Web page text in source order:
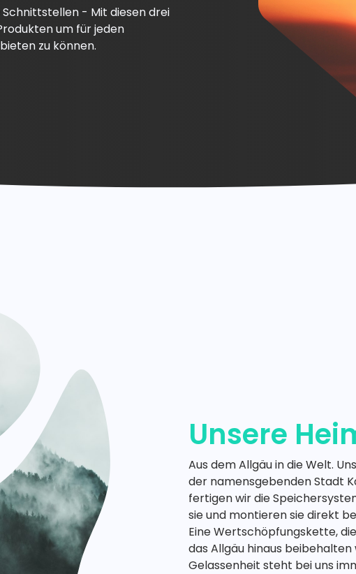
- Mit diesen drei
um für jeden
zu können.
Unsere
Aus dem Allgäu in die Welt.
der namensgebenden Stadt
fertigen wir die
sie und montieren sie direkt
Eine Wertschöpfungskette,
das Allgäu hinaus
Gelassenheit steht bei uns